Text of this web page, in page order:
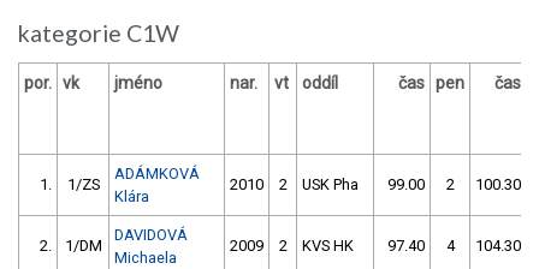
kategorie C1W
por. vk jméno nar. vt oddíl čas pen čas
1. 1/ZS
ADÁMKOVÁ
Klára
2010 2 USK Pha 99.00 2 100.30
2. 1/DM
DAVIDOVÁ
Michaela
2009 2 KVS HK 97.40 4 104.30